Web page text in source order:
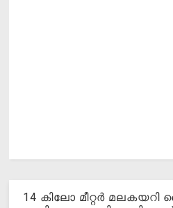
14 കിലോ മീറ്റര്‍